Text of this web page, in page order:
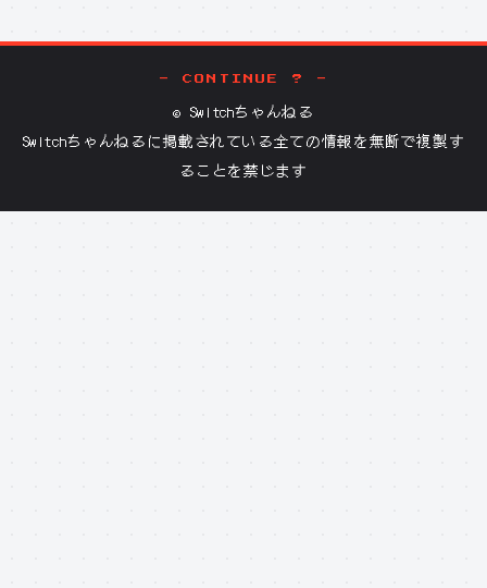
- CONTINUE ? -
© Switchちゃんねる
Switchちゃんねる に掲載されている全ての情報を無断で複製す
ることを禁じます